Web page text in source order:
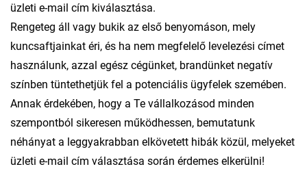
üzleti e-mail cím kiválasztása.
Rengeteg áll vagy bukik az első benyomáson, mely
kuncsaftjainkat éri, és ha nem megfelelő levelezési címet
használunk, azzal egész cégünket, brandünket negatív
színben tüntethetjük fel a potenciális ügyfelek szemében.
Annak érdekében, hogy a Te vállalkozásod minden
szempontból sikeresen működhessen, bemutatunk
néhányat a leggyakrabban elkövetett hibák közül, melyeket
üzleti e-mail cím választása során érdemes elkerülni!